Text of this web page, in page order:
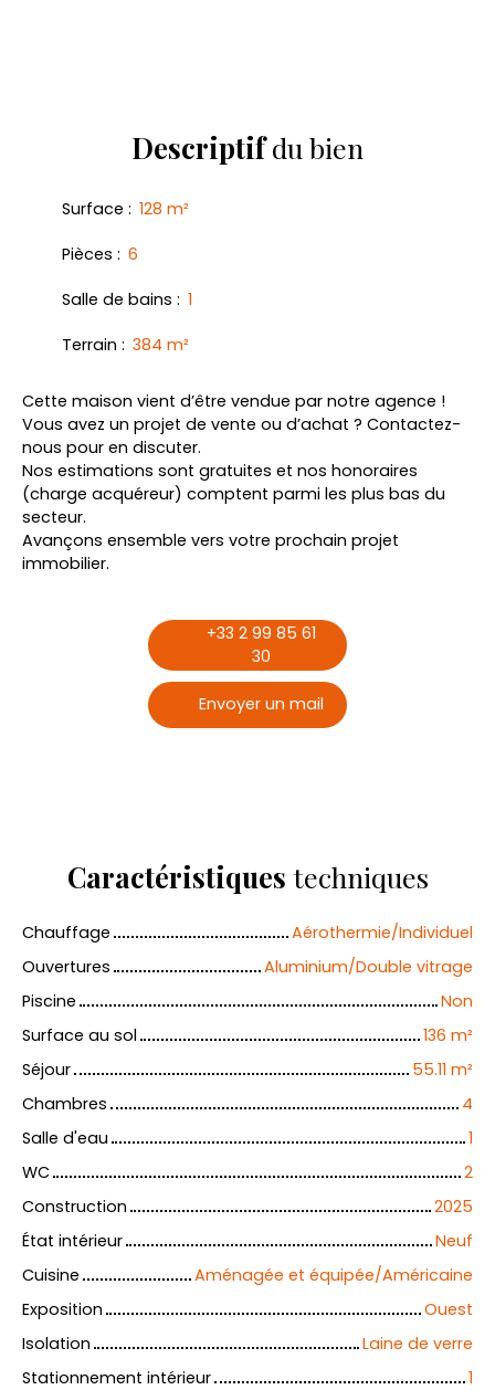
Descriptifdu bien
Surface : 128 m²
Pièces : 6
Salle de bains : 1
Terrain : 384 m²
Cette maison vient d’être vendue par notre agence !
Vous avez un projet de vente ou d’achat ? Contactez-
nous pour en discuter.
Nos estimations sont gratuites et nos honoraires
(charge acquéreur) comptent parmi les plus bas du
secteur.
Avançons ensemble vers votre prochain projet
immobilier.
+33 2 99 85 61
30
Envoyer un mail
Caractéristiques techniques
Chauffage
Aérothermie/Individuel
Ouvertures
Aluminium/Double vitrage
Piscine
Non
Surface au sol
136 m²
Séjour
55.11 m²
Chambres
4
Salle d'eau
1
WC
2
Construction
2025
État intérieur
Neuf
Cuisine
Aménagée et équipée/Américaine
Exposition
Ouest
Isolation
Laine de verre
Stationnement intérieur
1